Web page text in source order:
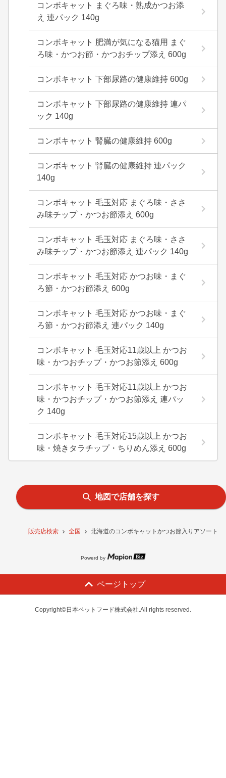
販売店検索 全国 北海道のコンボキャットかつお節入りアソート
コンボキャット まぐろ味・熟成かつお添
え 連パック 140g
コンボキャット 肥満が気になる猫用 まぐ
ろ味・かつお節・かつおチップ添え 600g
コンボキャット 下部尿路の健康維持 600g
コンボキャット 下部尿路の健康維持 連パ
ック 140g
コンボキャット 腎臓の健康維持 600g
コンボキャット 腎臓の健康維持 連パック
140g
コンボキャット 毛玉対応 まぐろ味・ささ
み味チップ・かつお節添え 600g
コンボキャット 毛玉対応 まぐろ味・ささ
み味チップ・かつお節添え 連パック 140g
コンボキャット 毛玉対応 かつお味・まぐ
ろ節・かつお節添え 600g
コンボキャット 毛玉対応 かつお味・まぐ
ろ節・かつお節添え 連パック 140g
コンボキャット 毛玉対応11歳以上 かつお
味・かつおチップ・かつお節添え 600g
コンボキャット 毛玉対応11歳以上 かつお
味・かつおチップ・かつお節添え 連パッ
ク 140g
コンボキャット 毛玉対応15歳以上 かつお
味・焼きタラチップ・ちりめん添え 600g
地図で店舗を探す
Powerd by
ページトップ
Copyright©日本ペットフード株式会社.All rights reserved.